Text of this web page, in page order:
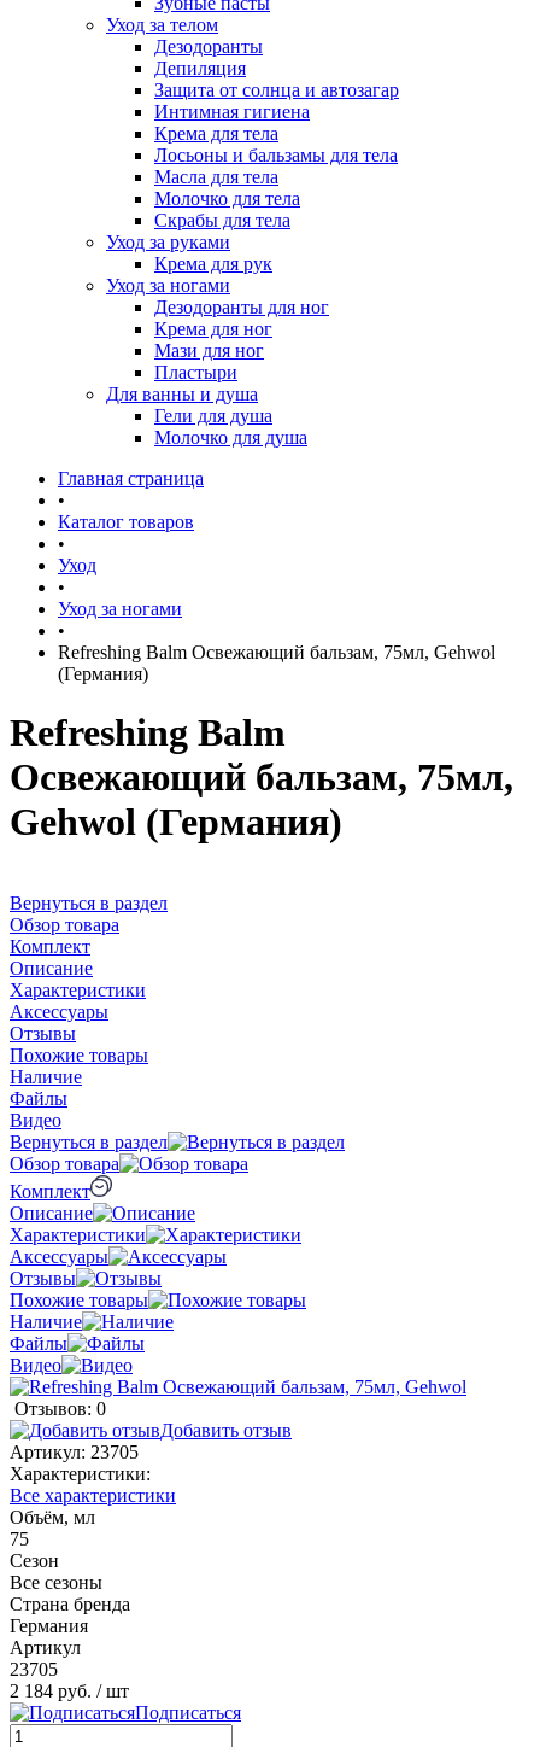
Уход за телом
Дезодоранты
Депиляция
Защита от солнца и автозагар
Интимная гигиена
Крема для тела
Лосьоны и бальзамы для тела
Масла для тела
Молочко для тела
Скрабы для тела
Уход за руками
Крема для рук
Уход за ногами
Дезодоранты для ног
Крема для ног
Мази для ног
Пластыри
Для ванны и душа
Гели для душа
Молочко для душа
Главная страница
•
Каталог товаров
•
Уход
•
Уход за ногами
•
Refreshing Balm Освежающий бальзам, 75мл, Gehwol
(Германия)
Refreshing Balm
Освежающий бальзам, 75мл,
Gehwol (Германия)
Вернуться в раздел
Обзор товара
Комплект
Описание
Характеристики
Аксессуары
Отзывы
Похожие товары
Наличие
Файлы
Видео
Вернуться в раздел
Обзор товара
Комплект
Описание
Характеристики
Аксессуары
Отзывы
Похожие товары
Наличие
Файлы
Видео
Отзывов: 0
Добавить отзыв
Артикул: 23705
Характеристики:
Все характеристики
Объём, мл
75
Сезон
Все сезоны
Страна бренда
Германия
Артикул
23705
2 184 руб. / шт
Подписаться